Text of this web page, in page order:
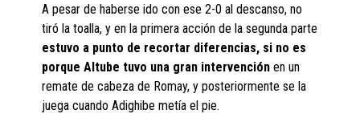
A pesar de haberse ido con ese 2-0 al descanso, no
tiró la toalla, y en la primera acción de la segunda parte
estuvo a punto de recortar diferencias, si no es
porque Altube tuvo una gran intervenciónen un
remate de cabeza de Romay, y posteriormente se la
juega cuando Adighibe metía el pie.